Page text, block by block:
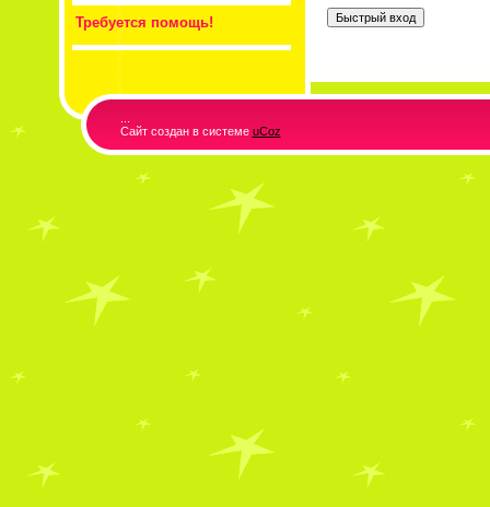
Требуется помощь!
Сайт создан в системе uCoz